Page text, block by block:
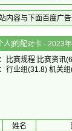
内容与下面百度广
[个人]的配对
比赛规程 比赛资讯
行业组(31.8) 机关组
姓名